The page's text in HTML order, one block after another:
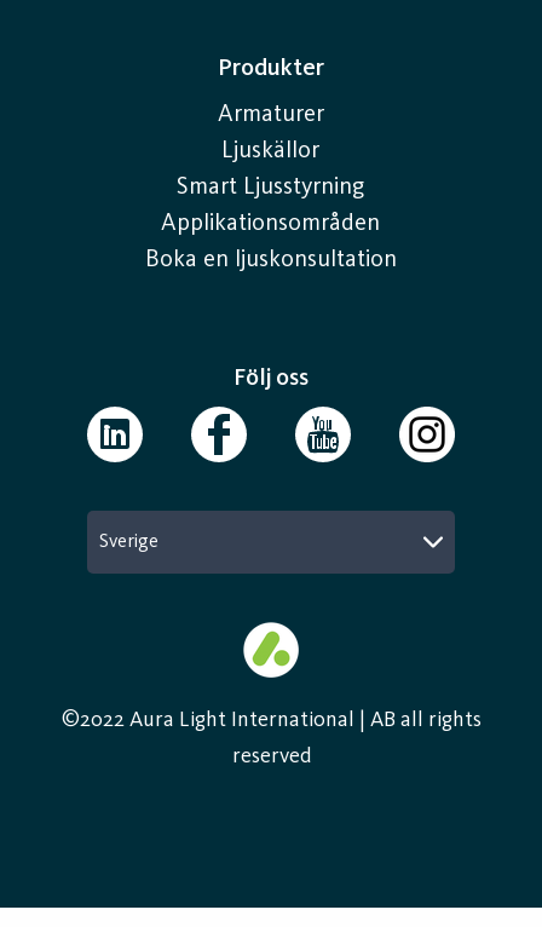
Produkter
Armaturer
Ljuskällor
Smart Ljusstyrning
Applikationsområden
Boka en ljuskonsultation
Följ oss
Sverige
©2022 Aura Light International | AB all rights
reserved